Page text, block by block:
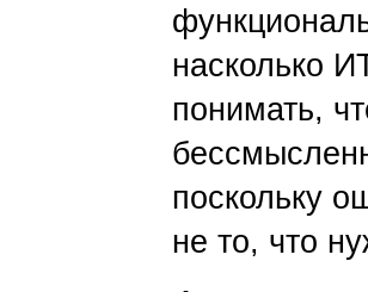
насколько
понимать,
поскольку
не то, что